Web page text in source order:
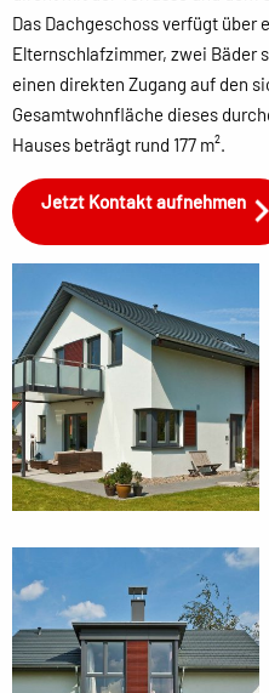
Das Dachgeschoss verfügt über
Elternschlafzimmer, zwei Bäder
einen direkten Zugang auf den
Gesamtwohnfläche dieses
Hauses beträgt rund 177 m².
Jetzt Kontakt aufnehmen